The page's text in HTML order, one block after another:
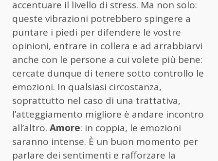
accentuare il livello di stress. Ma non solo:
queste vibrazioni potrebbero spingere a
puntare i piedi per difendere le vostre
opinioni, entrare in collera e ad arrabbiarvi
anche con le persone a cui volete più bene:
cercate dunque di tenere sotto controllo le
emozioni. In qualsiasi circostanza,
soprattutto nel caso di una trattativa,
l’atteggiamento migliore è andare incontro
all’altro. Amore: in coppia, le emozioni
saranno intense. È un buon momento per
parlare dei sentimenti e rafforzare la